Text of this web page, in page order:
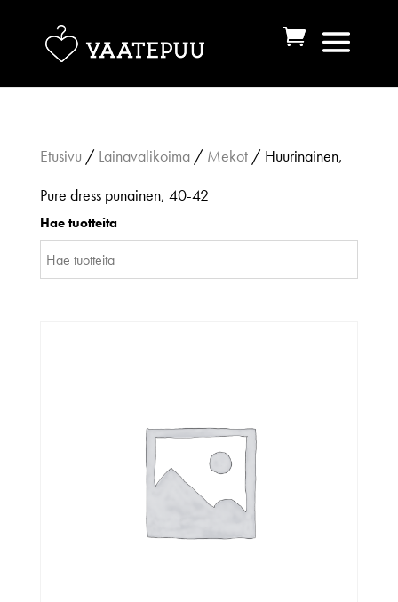
Etusivu / Lainavalikoima/ Mekot/ Huurinainen,
Pure dress punainen, 40-42
Hae tuotteita